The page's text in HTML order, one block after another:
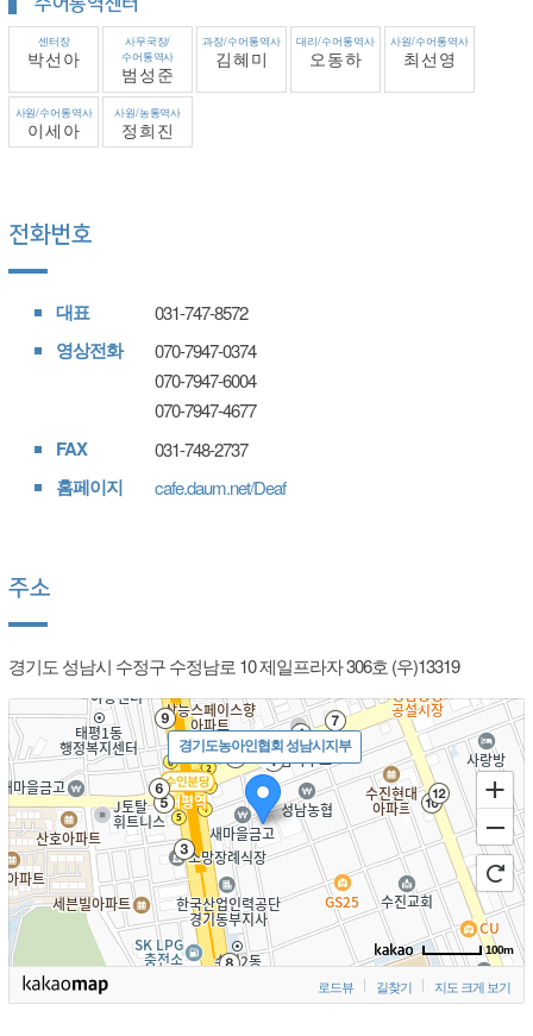
센터장
박선아
사무국장/
수어통역사
범성준
과장/수어통역사
김혜미
대리/수어통역사
오동하
사원/수어통역사
최선영
사원/수어통역사
이세아
사원/농통역사
정희진
전화번호
대표 031-747-8572
영상전화
070-7947-0374
070-7947-6004
070-7947-4677
FAX 031-748-2737
홈페이지 cafe.daum.net/Deaf
주소
경기도 성남시 수정구 수정남로 10 제일프라자 306호 (우)13319
경기도농아인협회 성남시지부
100m
로드뷰 길찾기 지도 크게 보기